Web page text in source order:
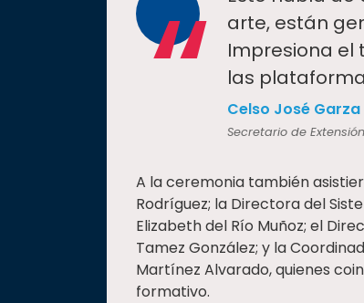
“
arte, están
Impresiona el
las
Celso José
Secretario de
A la ceremonia también
Rodríguez; la Directora del
Elizabeth del Río Muñoz; el
Tamez González; y la
Martínez Alvarado, quienes
formativo.